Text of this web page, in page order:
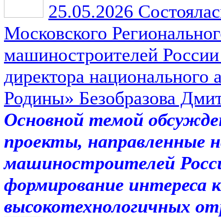
25.05.2026
Московского
машиностроителей
директора
Родины» Безобразова
Основной темой
проекты, направленные
машиностроителей
формирование интереса к
высокотехнологичных